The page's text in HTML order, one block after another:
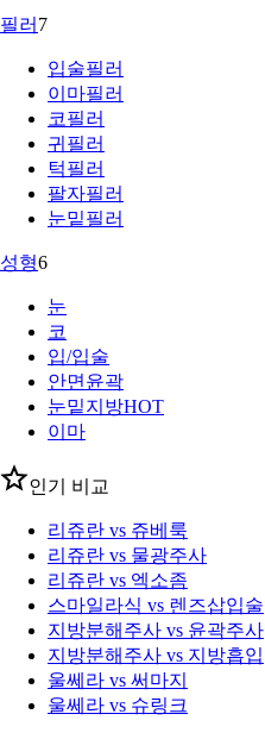
필러 7
입술필러
이마필러
코필러
귀필러
턱필러
팔자필러
눈밑필러
성형6
눈
코
입/입술
안면윤곽
눈밑지방HOT
이마
인기 비교
리쥬란 vs 쥬베룩
리쥬란 vs 물광주사
리쥬란 vs 엑소좀
스마일라식 vs 렌즈삽입술
지방분해주사 vs 윤곽주사
지방분해주사 vs 지방흡입
울쎄라 vs 써마지
울쎄라 vs 슈링크